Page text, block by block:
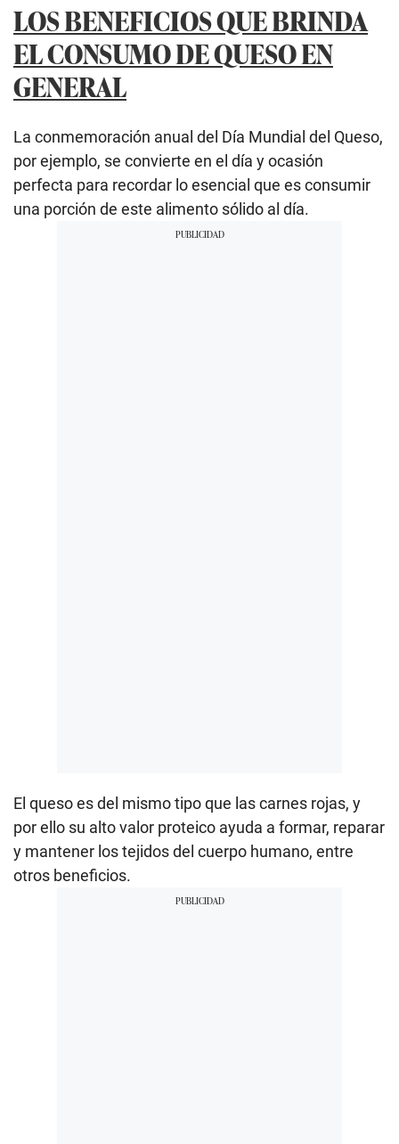
LOS BENEFICIOS QUE BRINDA
EL CONSUMO DE QUESO EN
GENERAL
La conmemoración anual del Día Mundial del Queso,
por ejemplo, se convierte en el día y ocasión
perfecta para recordar lo esencial que es consumir
una porción de este alimento sólido al día.
El queso es del mismo tipo que las carnes rojas, y
por ello su alto valor proteico ayuda a formar, reparar
y mantener los tejidos del cuerpo humano, entre
otros beneficios.